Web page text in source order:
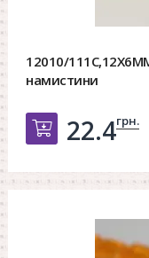
12010/
намистини
Добавить
22.4грн.